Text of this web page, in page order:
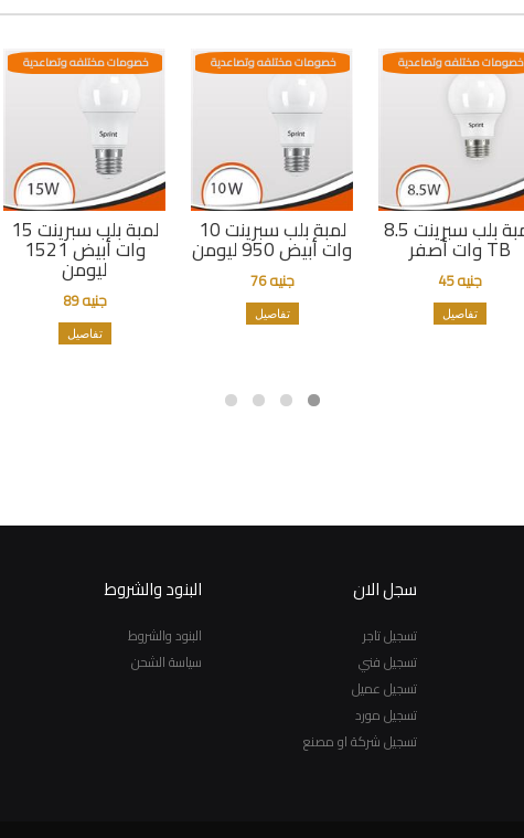
لمبة بلب سبرينت 15
وات أبيض 1521
ليومن
خصومات مختلفه وتصاعدية
جنيه 89
تفاصيل
لمبة بلب سبرينت 10
وات أبيض 950 ليومن
خصومات مختلفه وتصاعدية
جنيه 76
تفاصيل
لمبة بلب سبرينت 8.5
وات أصفر TB
خصومات مختلفه وتصاعدية
جنيه 45
تفاصيل
سجل الان
تسجيل تاجر
تسجيل فني
تسجيل عميل
تسجيل مورد
تسجيل شركة او مصنع
البنود والشروط
البنود والشروط
سياسة الشحن